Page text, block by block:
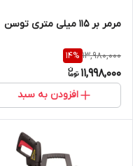
مرمر بر 115 میلی متری توسن
13,980,000
14%
11,998,000
افزودن به سبد